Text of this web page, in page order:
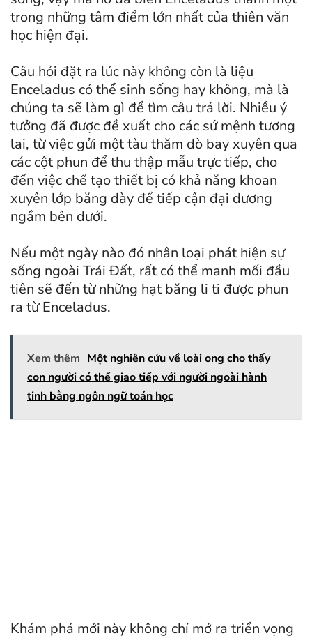
trong những tâm điểm lớn nhất của thiên văn
học hiện đại.
Câu hỏi đặt ra lúc này không còn là liệu
Enceladus có thể sinh sống hay không, mà là
chúng ta sẽ làm gì để tìm câu trả lời. Nhiều ý
tưởng đã được đề xuất cho các sứ mệnh tương
lai, từ việc gửi một tàu thăm dò bay xuyên qua
các cột phun để thu thập mẫu trực tiếp, cho
đến việc chế tạo thiết bị có khả năng khoan
xuyên lớp băng dày để tiếp cận đại dương
ngầm bên dưới.
Nếu một ngày nào đó nhân loại phát hiện sự
sống ngoài Trái Đất, rất có thể manh mối đầu
tiên sẽ đến từ những hạt băng li ti được phun
ra từ Enceladus.
Xem thêm Một nghiên cứu về loài ong cho thấy
con người có thể giao tiếp với người ngoài hành
tinh bằng ngôn ngữ toán học
Khám phá mới này không chỉ mở ra triển vọng